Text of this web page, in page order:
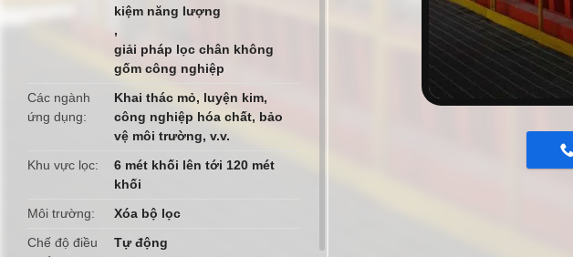
kiệm năng lượng
,
giải pháp lọc chân không
gốm công nghiệp
Các ngành
ứng dụng
Khai thác mỏ, luyện kim,
công nghiệp hóa chất, bảo
vệ môi trường, v.v.
Khu vực lọc
6 mét khối lên tới 120 mét
khối
Môi trường
Xóa bộ lọc
Chế độ điều
Tự động